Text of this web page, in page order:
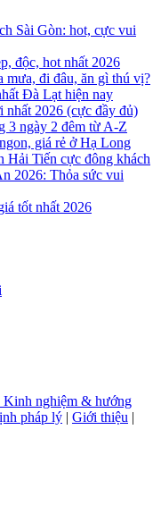
Sài Gòn: hot, cực vui
độc, hot nhất 2026
đi đâu, ăn gì thú vị?
Đà Lạt hiện nay
2026 (cực đầy đủ)
3 ngày 2 đêm từ A-Z
giá rẻ ở Hạ Long
Hải Tiến cực đông khách
2026: Thỏa sức vui
tốt nhất 2026
Kinh nghiệm & hướng
pháp lý | Giới thiệu |